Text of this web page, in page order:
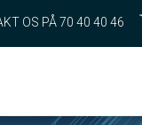
OS PÅ 70 40 40 46